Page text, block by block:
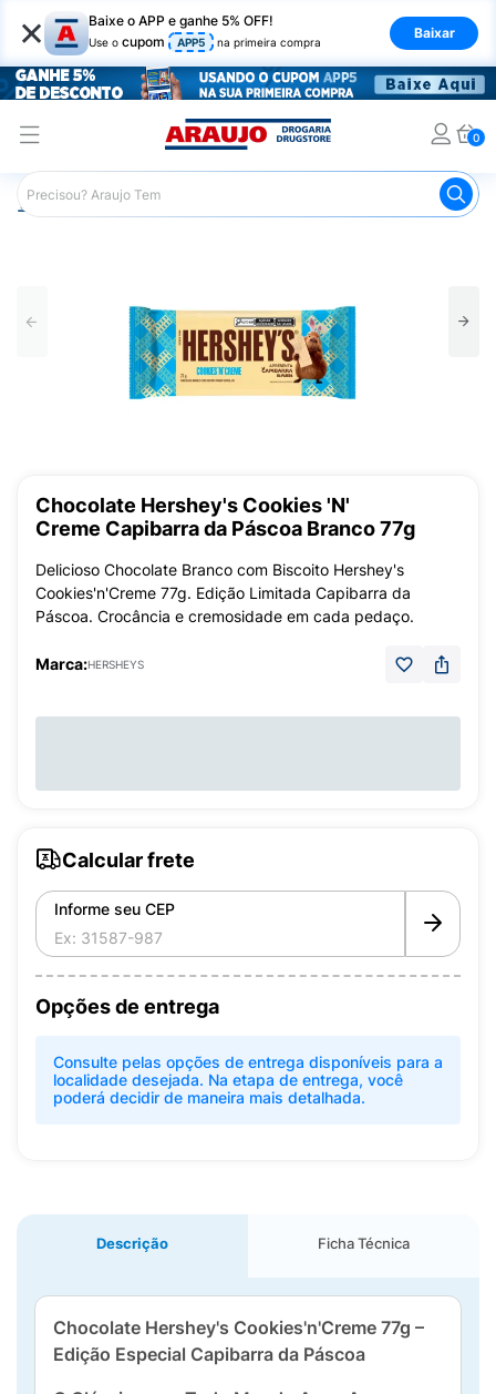
× Baixe o APP e ganhe 5% OFF!
Use o cupom APP5 na primeira compra
Baixar
0
Araujo Mercado Tablete de Chocolate
Chocolate Hershey's Cookies 'N'
Creme Capibarra da Páscoa Branco 77g
Delicioso Chocolate Branco com Biscoito Hershey's
Cookies'n'Creme 77g. Edição Limitada Capibarra da
Páscoa. Crocância e cremosidade em cada pedaço.
Marca:HERSHEYS
Calcular frete
Informe seu CEP
Opções de entrega
Consulte pelas opções de entrega disponíveis para a
localidade desejada. Na etapa de entrega, você
poderá decidir de maneira mais detalhada.
Descrição Ficha Técnica
Chocolate Hershey's Cookies'n'Creme 77g –
Edição Especial Capibarra da Páscoa